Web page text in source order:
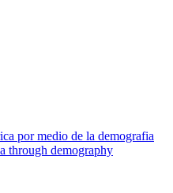
por medio de la demografia
through demography